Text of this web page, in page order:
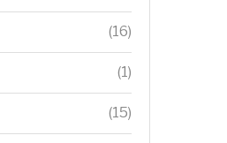
(16)
(1)
(15)